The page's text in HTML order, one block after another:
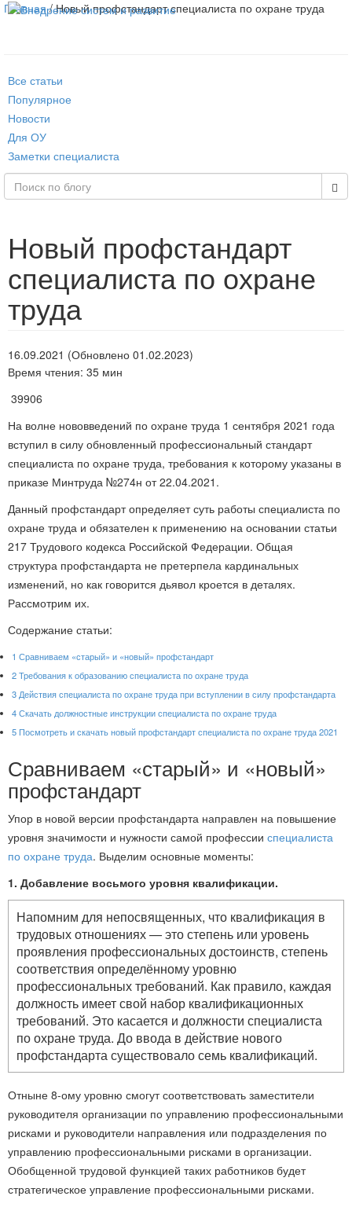
Главная/ Новый профстандарт специалиста по охране труда
Все статьи
Популярное
Новости
Для ОУ
Заметки специалиста
Новый профстандарт
специалиста по охране
труда
16.09.2021 (Обновлено 01.02.2023)
Время чтения: 35 мин
39906
На волне нововведений по охране труда 1 сентября 2021 года
вступил в силу обновленный профессиональный стандарт
специалиста по охране труда, требования к которому указаны в
приказе Минтруда №274н от 22.04.2021.
Данный профстандарт определяет суть работы специалиста по
охране труда и обязателен к применению на основании статьи
217 Трудового кодекса Российской Федерации. Общая
структура профстандарта не претерпела кардинальных
изменений, но как говорится дьявол кроется в деталях.
Рассмотрим их.
Содержание статьи:
1 Сравниваем «старый» и «новый» профстандарт
2Требования к образованию специалиста по охране труда
3 Действия специалиста по охране труда при вступлении в силу профстандарта
4Скачать должностные инструкции специалиста по охране труда
5 Посмотреть и скачать новый профстандарт специалиста по охране труда 2021
Сравниваем «старый» и «новый»
профстандарт
Упор в новой версии профстандарта направлен на повышение
уровня значимости и нужности самой профессии специалиста
по охране труда. Выделим основные моменты:
1. Добавление восьмого уровня квалификации.
Напомним для непосвященных, что квалификация в
трудовых отношениях — это степень или уровень
проявления профессиональных достоинств, степень
соответствия определённому уровню
профессиональных требований. Как правило, каждая
должность имеет свой набор квалификационных
требований. Это касается и должности специалиста
по охране труда. До ввода в действие нового
профстандарта существовало семь квалификаций.
Отныне 8-ому уровню смогут соответствовать заместители
руководителя организации по управлению профессиональными
рисками и руководители направления или подразделения по
управлению профессиональными рисками в организации.
Обобщенной трудовой функцией таких работников будет
стратегическое управление профессиональными рисками.